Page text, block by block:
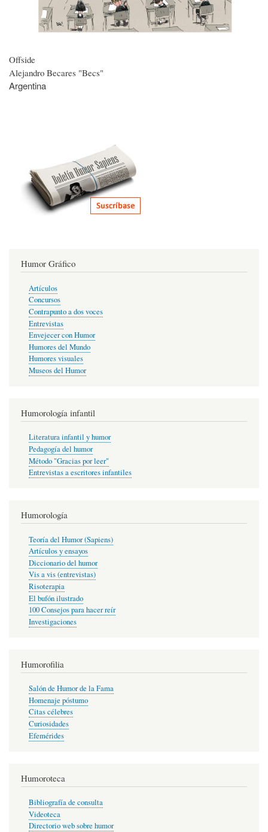
Offside
Alejandro Becares "Becs"
Argentina
Humor Gráfico
Artículos
Concursos
Contrapunto a dos voces
Entrevistas
Envejecer con Humor
Humores del Mundo
Humores visuales
Museos del Humor
Humorología infantil
Literatura infantil y humor
Pedagogía del humor
Método "Gracias por leer"
Entrevistas a escritores infantiles
Humorología
Teoría del Humor (Sapiens)
Artículos y ensayos
Diccionario del humor
Vis a vis (entrevistas)
Risoterapia
El bufón ilustrado
100 Consejos para hacer reír
Investigaciones
Humorofilia
Salón de Humor de la Fama
Homenaje póstumo
Citas célebres
Curiosidades
Efemérides
Humoroteca
Bibliografía de consulta
Videoteca
Directorio web sobre humor